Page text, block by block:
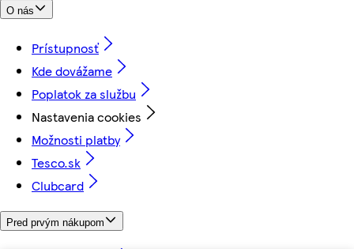
O nás
Prístupnosť
Kde dovážame
Poplatok za službu
Nastavenia cookies
Možnosti platby
Tesco.sk
Clubcard
Pred prvým nákupom